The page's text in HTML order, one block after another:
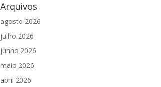
Arquivos
agosto 2026
julho 2026
junho 2026
maio 2026
abril 2026